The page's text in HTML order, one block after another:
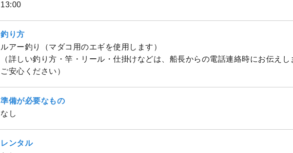
13:00
釣り方
ルアー釣り（マダコ用のエギを使用します）
（詳しい釣り方・竿・リール・仕掛けなどは、船長からの電話連絡時にお伝えし
ご安心ください）
準備が必要なもの
なし
レンタル